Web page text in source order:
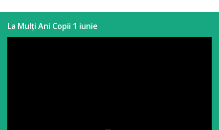
Contacte
La Mulți Ani Copii 1 iunie